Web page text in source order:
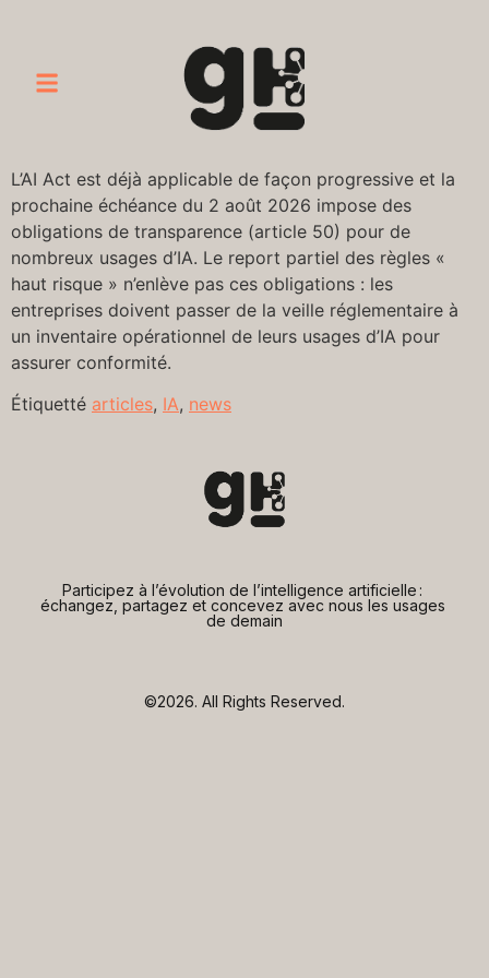
L’AI Act est déjà applicable de façon progressive et la
prochaine échéance du 2 août 2026 impose des
obligations de transparence (article 50) pour de
nombreux usages d’IA. Le report partiel des règles «
haut risque » n’enlève pas ces obligations : les
entreprises doivent passer de la veille réglementaire à
un inventaire opérationnel de leurs usages d’IA pour
assurer conformité.
Étiquetté articles, IA, news
Participez à l’évolution de l’intelligence artificielle :
échangez, partagez et concevez avec nous les usages
de demain
©2026. All Rights Reserved.